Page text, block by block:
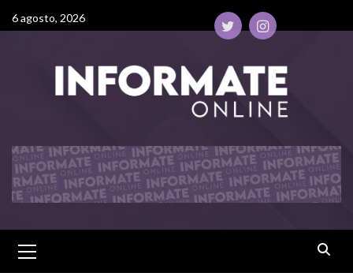
6 agosto, 2026